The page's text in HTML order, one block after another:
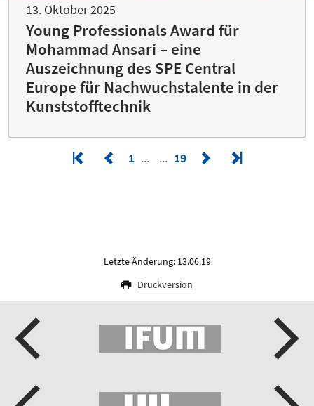
13. Oktober 2025
Young Professionals Award für
Mohammad Ansari – eine
Auszeichnung des SPE Central
Europe für Nachwuchstalente in der
Kunststofftechnik
1 19
Letzte Änderung: 13.06.19
Druckversion